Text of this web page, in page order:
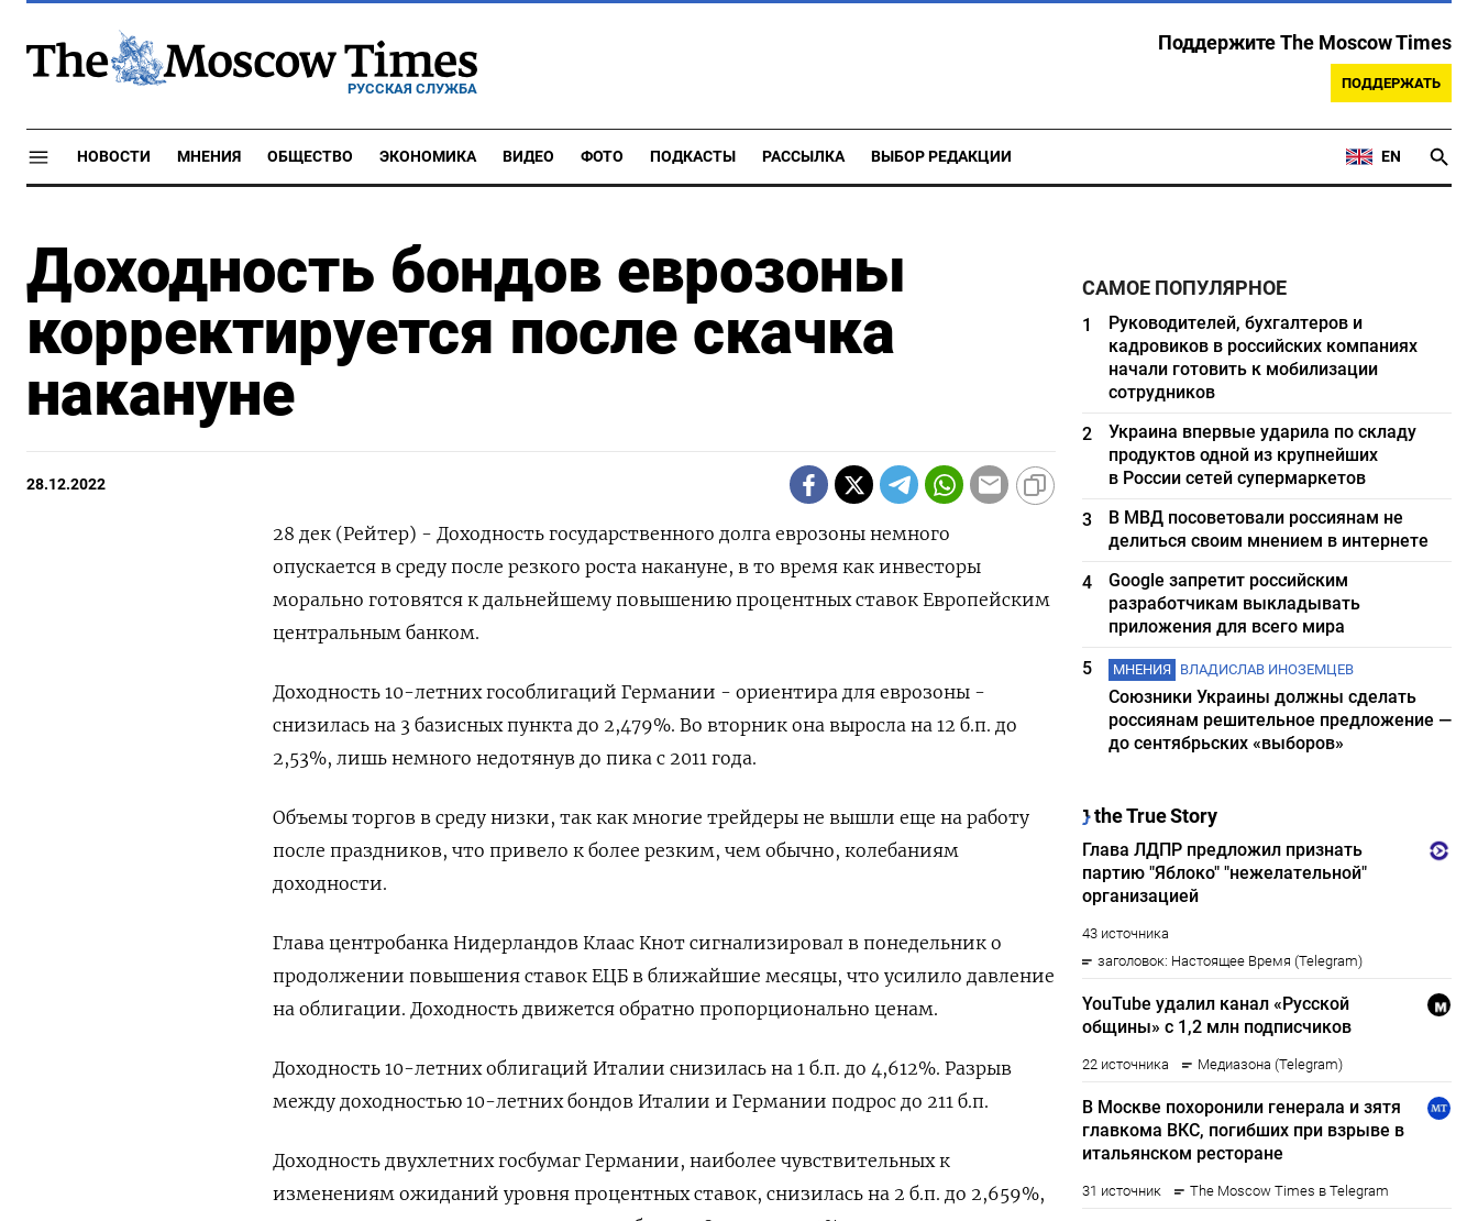
РУССКАЯ СЛУЖБА
Поддержите The Moscow Times
ПОДДЕРЖАТЬ
НОВОСТИ МНЕНИЯ ОБЩЕСТВО ЭКОНОМИКА ВИДЕО ФОТО ПОДКАСТЫ РАССЫЛКА ВЫБОР РЕДАКЦИИ EN
Доходность бондов еврозоны
корректируется после скачка
накануне
28.12.2022
28 дек (Рейтер) - Доходность государственного долга еврозоны немного
опускается в среду после резкого роста накануне, в то время как инвесторы
морально готовятся к дальнейшему повышению процентных ставок Европейским
центральным банком.
Доходность 10-летних гособлигаций Германии - ориентира для еврозоны -
снизилась на 3 базисных пункта до 2,479%. Во вторник она выросла на 12 б.п. до
2,53%, лишь немного недотянув до пика с 2011 года.
Объемы торгов в среду низки, так как многие трейдеры не вышли еще на работу
после праздников, что привело к более резким, чем обычно, колебаниям
доходности.
Глава центробанка Нидерландов Клаас Кнот сигнализировал в понедельник о
продолжении повышения ставок ЕЦБ в ближайшие месяцы, что усилило давление
на облигации. Доходность движется обратно пропорционально ценам.
Доходность 10-летних облигаций Италии снизилась на 1 б.п. до 4,612%. Разрыв
между доходностью 10-летних бондов Италии и Германии подрос до 211 б.п.
Доходность двухлетних госбумаг Германии, наиболее чувствительных к
изменениям ожиданий уровня процентных ставок, снизилась на 2 б.п. до 2,659%,
САМОЕ ПОПУЛЯРНОЕ
1
Руководителей, бухгалтеров и
кадровиков в российских компаниях
начали готовить к мобилизации
сотрудников
2
Украина впервые ударила по складу
продуктов одной из крупнейших
в России сетей супермаркетов
3
В МВД посоветовали россиянам не
делиться своим мнением в интернете
4
Google запретит российским
разработчикам выкладывать
приложения для всего мира
5
МНЕНИЯ ВЛАДИСЛАВ ИНОЗЕМЦЕВ
Союзники Украины должны сделать
россиянам решительное предложение —
до сентябрьских «выборов»